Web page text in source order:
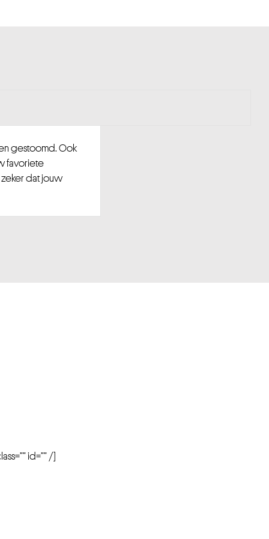
gestoomd. Ook
favoriete
dat jouw
id=”” /]